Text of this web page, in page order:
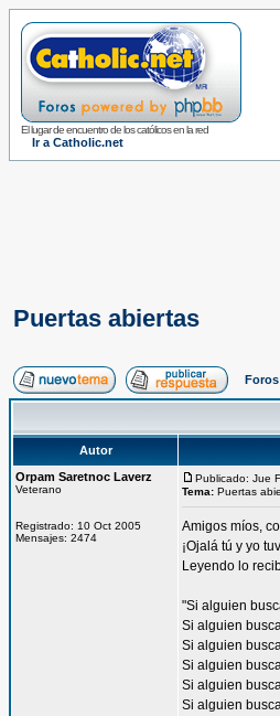
El lugar de encuentro de los católicos en la red
Ir a Catholic.net
Puertas abiertas
Autor
Orpam Saretnoc Laverz
Veterano
Registrado: 10 Oct 2005
Mensajes: 2474
Publicado: Jue
Tema: Puertas
Amigos míos,
¡Ojalá tú y yo
Leyendo lo
"Si alguien
Si alguien
Si alguien
Si alguien
Si alguien
Si alguien